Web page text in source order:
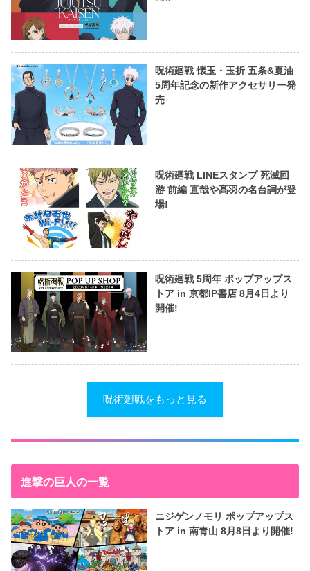
呪術廻戦 懐玉・玉折 五条&夏油
5周年記念の新作アクセサリー発
売
呪術廻戦 LINEスタンプ 死滅回
游 前編 直哉や髙羽の名台詞が登
場!
呪術廻戦 5周年 ポップアップス
トア in 京都IP書店 8月4日より
開催!
呪術廻戦をもっと見る
進撃の巨人の一覧
ニジゲンノモリ ポップアップス
トア in 南青山 8月8日より開催!